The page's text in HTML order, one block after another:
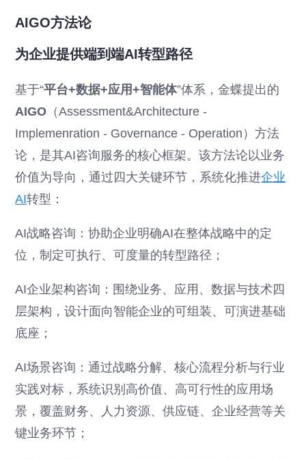
AIGO方法论
为企业提供端到端AI转型路径
基于“平台+数据+应用+智能体”体系，金蝶提出的
AIGO （Assessment&Architecture -
Implemenration - Governance - Operation）方法
论，是其AI咨询服务的核心框架。该方法论以业务
价值为导向，通过四大关键环节，系统化推进企业
AI转型：
AI战略咨询：协助企业明确AI在整体战略中的定
位，制定可执行、可度量的转型路径；
AI企业架构咨询：围绕业务、应用、数据与技术四
层架构，设计面向智能企业的可组装、可演进基础
底座；
AI场景咨询：通过战略分解、核心流程分析与行业
实践对标，系统识别高价值、高可行性的应用场
景，覆盖财务、人力资源、供应链、企业经营等关
键业务环节；